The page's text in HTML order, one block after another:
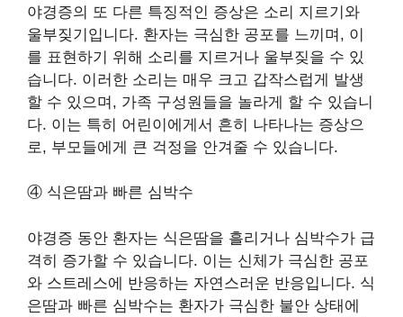
야경증의 또 다른 특징적인 증상은 소리 지르기와
울부짖기입니다. 환자는 극심한 공포를 느끼며, 이
를 표현하기 위해 소리를 지르거나 울부짖을 수 있
습니다. 이러한 소리는 매우 크고 갑작스럽게 발생
할 수 있으며, 가족 구성원들을 놀라게 할 수 있습니
다. 이는 특히 어린이에게서 흔히 나타나는 증상으
로, 부모들에게 큰 걱정을 안겨줄 수 있습니다.
④ 식은땀과 빠른 심박수
야경증 동안 환자는 식은땀을 흘리거나 심박수가 급
격히 증가할 수 있습니다. 이는 신체가 극심한 공포
와 스트레스에 반응하는 자연스러운 반응입니다. 식
은땀과 빠른 심박수는 환자가 극심한 불안 상태에